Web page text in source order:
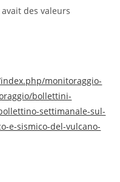
des valeurs
monitoraggio-
bollettini-
settimanale-sul-
e-sismico-del-vulcano-